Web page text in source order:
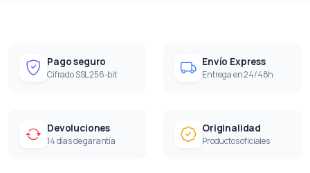
Pago seguro
Cifrado SSL 256-bit
Envío Express
Entrega en 24/48h
Devoluciones
14 días de garantía
Originalidad
Productos oficiales